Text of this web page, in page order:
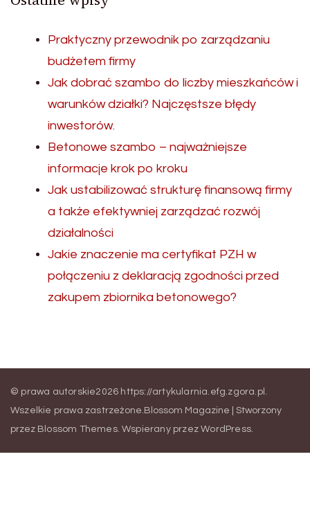
Praktyczny przewodnik po zarządzaniu
budżetem firmy
Jak dobrać szambo do liczby mieszkańców i
warunków działki? Najczęstsze błędy
inwestorów.
Betonowe szambo – najważniejsze
informacje krok po kroku
Jak ustabilizować strukturę finansową firmy
a także efektywniej zarządzać rozwój
działalności
Jakie znaczenie ma certyfikat PZH w
połączeniu z deklaracją zgodności przed
zakupem zbiornika betonowego?
© prawa autorskie2026 https://artykularnia.efg.zgora.pl
Wszelkie prawa zastrzeżone. Blossom Magazine | Stworzony
przez Blossom Themes. Wspierany przezWordPress